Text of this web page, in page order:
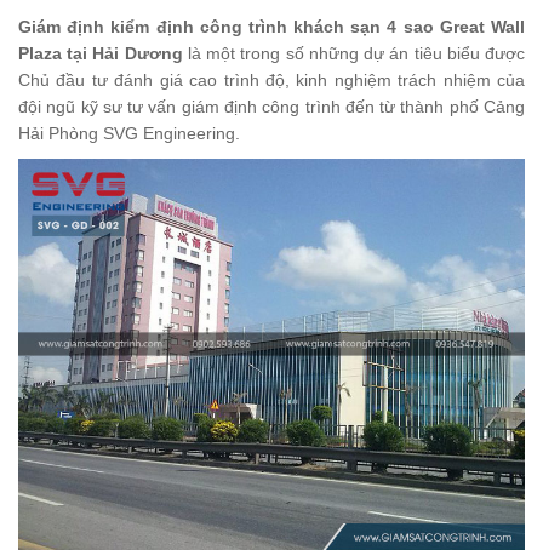
Giám định kiểm định công trình khách sạn 4 sao Great Wall
Plaza tại Hải Dương là một trong số những dự án tiêu biểu được
Chủ đầu tư đánh giá cao trình độ, kinh nghiệm trách nhiệm của
đội ngũ kỹ sư tư vấn giám định công trình đến từ thành phố Cảng
Hải Phòng SVG Engineering.